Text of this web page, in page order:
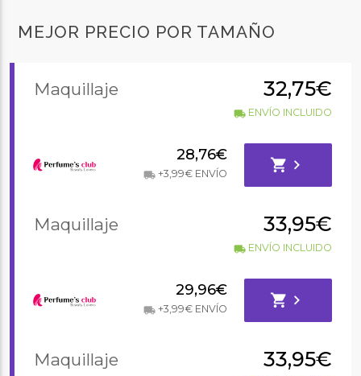
MEJOR PRECIO POR TAMAÑO
Maquillaje 32,75€
local_shippingENVÍO INCLUIDO
28,76€
local_shipping+3,99€ ENVÍO shopping_cart chevron_right
Maquillaje 33,95€
local_shippingENVÍO INCLUIDO
29,96€
local_shipping+3,99€ ENVÍO shopping_cart chevron_right
Maquillaje 33,95€